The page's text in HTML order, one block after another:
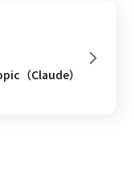
（Claude）